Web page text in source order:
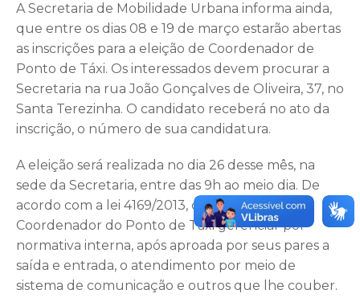
A Secretaria de Mobilidade Urbana informa ainda,
que entre os dias 08 e 19 de março estarão abertas
as inscrições para a eleição de Coordenador de
Ponto de Táxi. Os interessados devem procurar a
Secretaria na rua João Gonçalves de Oliveira, 37, no
Santa Terezinha. O candidato receberá no ato da
inscrição, o número de sua candidatura.
A eleição será realizada no dia 26 desse mês, na
sede da Secretaria, entre das 9h ao meio dia. De
acordo com a lei 4169/2013, compete ao
Coordenador do Ponto de Táxi gerenciar por
normativa interna, após aproada por seus pares a
saída e entrada, o atendimento por meio de
sistema de comunicação e outros que lhe couber.